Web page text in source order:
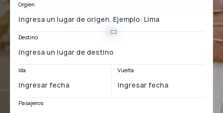
Orgien
Destino
Ida Vuelta
Pasajeros